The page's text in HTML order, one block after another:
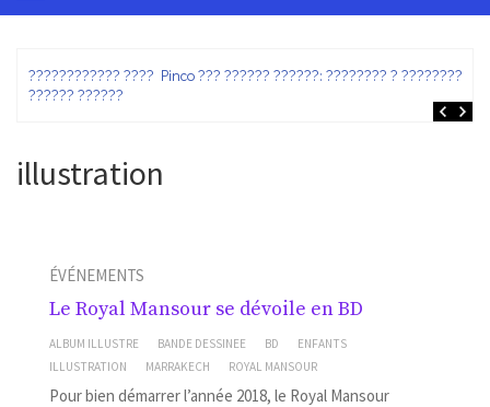
???????????? ???? Pinco ??? ?????? ??????: ???????? ? ???????? ?
?????? ??????
illustration
ÉVÉNEMENTS
Le Royal Mansour se dévoile en BD
ALBUM ILLUSTRE BANDE DESSINEE BD
ENFANTS
ILLUSTRATION
MARRAKECH ROYAL MANSOUR
Pour bien démarrer l’année 2018, le Royal Mansour